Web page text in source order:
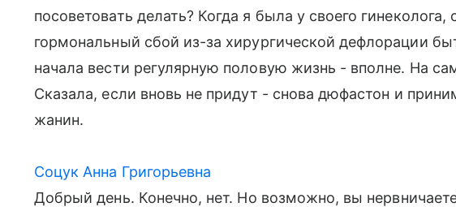
посоветовать делать? Когда я была у своего гинеколога,
гормональный сбой из-за хирургической дефлорации
начала вести регулярную половую жизнь - вполне. На
Сказала, если вновь не придут - снова дюфастон и
жанин.
Соцук Анна Григорьевна
Добрый день. Конечно, нет. Но возможно, вы